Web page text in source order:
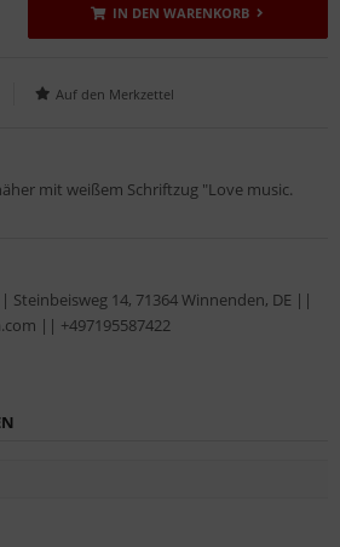
IN DEN WARENKORB
mit weißem Schriftzug "Love music.
14, 71364 Winnenden, DE ||
|| +497195587422